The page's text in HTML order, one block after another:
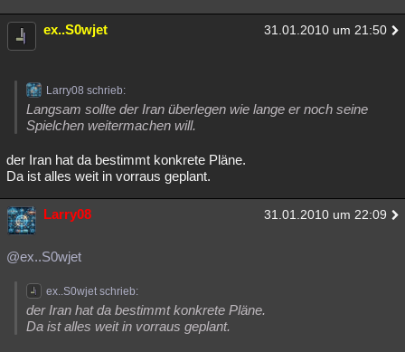
ex..S0wjet 31.01.2010 um 21:50
Larry08 schrieb:
Langsam sollte der Iran überlegen wie lange er noch seine
Spielchen weitermachen will.
der Iran hat da bestimmt konkrete Pläne.
Da ist alles weit in vorraus geplant.
Larry08 31.01.2010 um 22:09
@ex..S0wjet
ex..S0wjet schrieb:
der Iran hat da bestimmt konkrete Pläne.
Da ist alles weit in vorraus geplant.